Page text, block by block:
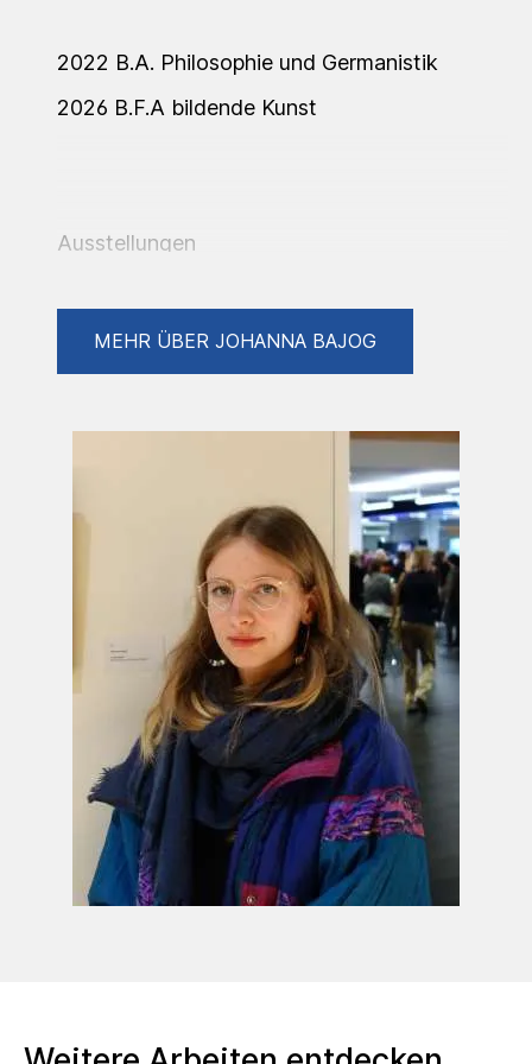
2022 B.A. Philosophie und Germanistik
2026 B.F.A bildende Kunst
Ausstellungen
13.02. – 23.02.2025 Kunstverein
Düsseldorf
Sparkassenkunstpreis-Ausstellung Karlsruhe
11.04.2026
Kurze Nacht der Museen
und Galerien, (Nr. 39) Atelier A. Orosz
27.03. – 19.04.2026 Künstlerforum
Bonn
01.04. – 21.05.2026 Eb-Dietzsch-
Kunstpreis-Ausstellung Gera
13.05. – 17.05.2026 Solikunst (ehem.
SolidArt), Benefizausstellung Fabrik45 Bonn
17.05.2026 Macke Viertel Fest, (Nr.
6) Bildraum Bonn
MEHR ÜBER JOHANNA BAJOG